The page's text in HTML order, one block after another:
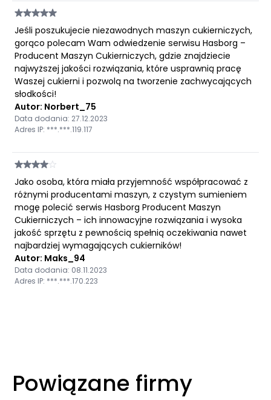
Jeśli poszukujecie niezawodnych maszyn cukierniczych,
gorąco polecam Wam odwiedzenie serwisu Hasborg –
Producent Maszyn Cukierniczych, gdzie znajdziecie
najwyższej jakości rozwiązania, które usprawnią pracę
Waszej cukierni i pozwolą na tworzenie zachwycających
słodkości!
Autor: Norbert_75
Data dodania: 27.12.2023
Adres IP: ***.***.119.117
Jako osoba, która miała przyjemność współpracować z
różnymi producentami maszyn, z czystym sumieniem
mogę polecić serwis Hasborg Producent Maszyn
Cukierniczych – ich innowacyjne rozwiązania i wysoka
jakość sprzętu z pewnością spełnią oczekiwania nawet
najbardziej wymagających cukierników!
Autor: Maks_94
Data dodania: 08.11.2023
Adres IP: ***.***.170.223
Powiązane firmy